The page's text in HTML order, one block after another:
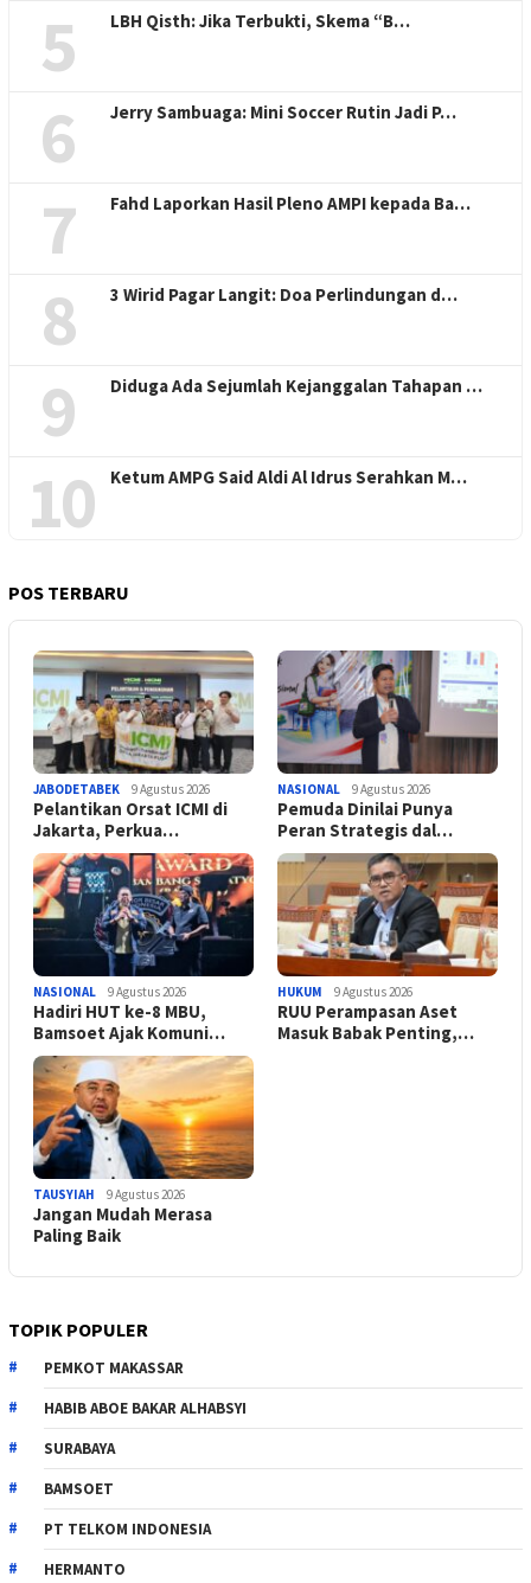
5 LBH Qisth: Jika Terbukti, Skema “B…
6 Jerry Sambuaga: Mini Soccer Rutin Jadi P…
7 Fahd Laporkan Hasil Pleno AMPI kepada Ba…
8 3 Wirid Pagar Langit: Doa Perlindungan d…
9 Diduga Ada Sejumlah Kejanggalan Tahapan …
10 Ketum AMPG Said Aldi Al Idrus Serahkan M…
POS TERBARU
JABODETABEK 9 Agustus 2026
Pelantikan Orsat ICMI di
Jakarta, Perkua…
NASIONAL 9 Agustus 2026
Pemuda Dinilai Punya
Peran Strategis dal…
NASIONAL 9 Agustus 2026
Hadiri HUT ke-8 MBU,
Bamsoet Ajak Komuni…
HUKUM 9 Agustus 2026
RUU Perampasan Aset
Masuk Babak Penting,…
TAUSYIAH 9 Agustus 2026
Jangan Mudah Merasa
Paling Baik
TOPIK POPULER
PEMKOT MAKASSAR
HABIB ABOE BAKAR ALHABSYI
SURABAYA
BAMSOET
PT TELKOM INDONESIA
HERMANTO